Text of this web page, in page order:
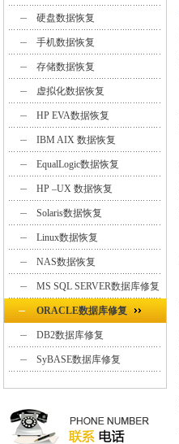
硬盘数据恢复
手机数据恢复
存储数据恢复
虚拟化数据恢复
HP EVA数据恢复
IBM AIX 数据恢复
EqualLogic数据恢复
HP –UX 数据恢复
Solaris数据恢复
Linux数据恢复
NAS数据恢复
MS SQL SERVER数据库修复
ORACLE数据库修复
DB2数据库修复
SyBASE数据库修复